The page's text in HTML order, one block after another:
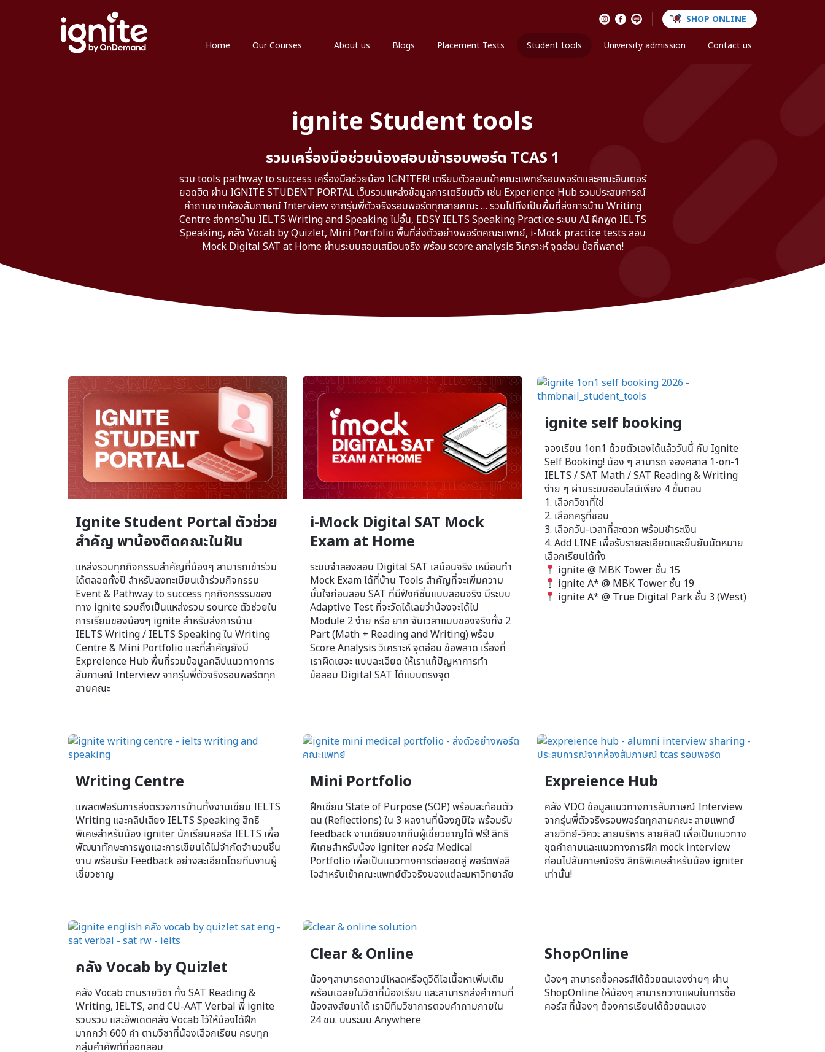
SHOP ONLINE
Home Our Courses About us Blogs Placement Tests Student tools University admission Contact us
ignite Student tools
รวมเครื่องมือช่วยน้องสอบเข้ารอบพอร์ต TCAS 1
รวม tools pathway to success เครื่องมือช่วยน้อง IGNITER! เตรียมตัวสอบเข้าคณะแพทย์รอบพอร์ตและคณะอินเตอร์
ยอดฮิต ผ่าน IGNITE STUDENT PORTAL เว็บรวมแหล่งข้อมูลการเตรียมตัว เช่น Experience Hub รวมประสบการณ์
คำถามจากห้องสัมภาษณ์ Interview จากรุ่นพี่ตัวจริงรอบพอร์ตทุกสายคณะ … รวมไปถึงเป็นพื้นที่ส่งการบ้าน Writing
Centre ส่งการบ้าน IELTS Writing and Speaking ไม่อั้น, EDSY IELTS Speaking Practice ระบบ AI ฝึกพูด IELTS
Speaking, คลัง Vocab by Quizlet, Mini Portfolio พื้นที่ส่งตัวอย่างพอร์ตคณะแพทย์, i-Mock practice tests สอบ
Mock Digital SAT at Home ผ่านระบบสอบเสมือนจริง พร้อม score analysis วิเคราะห์ จุดอ่อน ข้อที่พลาด!
Ignite Student Portal ตัวช่วย
สำคัญ พาน้องติดคณะในฝัน
แหล่งรวมทุกกิจกรรมสำคัญที่น้องๆ สามารถเข้าร่วม
ได้ตลอดทั้งปี สำหรับลงทะเบียนเข้าร่วมกิจกรรม
Event & Pathway to success ทุกกิจกรรรมของ
ทาง ignite รวมถึงเป็นแหล่งรวม source ตัวช่วยใน
การเรียนของน้องๆ ignite สำหรับส่งการบ้าน
IELTS Writing / IELTS Speaking ใน Writing
Centre & Mini Portfolio และที่สำคัญยังมี
Expreience Hub พื้นที่รวมข้อมูลคลิปแนวทางการ
สัมภาษณ์ Interview จากรุ่นพี่ตัวจริงรอบพอร์ตทุก
สายคณะ
i-Mock Digital SAT Mock
Exam at Home
ระบบจำลองสอบ Digital SAT เสมือนจริง เหมือนทำ
Mock Exam ได้ที่บ้าน Tools สำคัญที่จะเพิ่มความ
มั่นใจก่อนสอบ SAT ที่มีฟังก์ชั่นแบบสอบจริง มีระบบ
Adaptive Test ที่จะวัดได้เลยว่าน้องจะได้ไป
Module 2 ง่าย หรือ ยาก จับเวลาแบบของจริงทั้ง 2
Part (Math + Reading and Writing) พร้อม
Score Analysis วิเคราะห์ จุดอ่อน ข้อพลาด เรื่องที่
เราผิดเยอะ แบบละเอียด ให้เราแก้ปัญหาการทำ
ข้อสอบ Digital SAT ได้แบบตรงจุด
ignite self booking
จองเรียน 1on1 ด้วยตัวเองได้แล้ววันนี้ กับ Ignite
Self Booking! น้อง ๆ สามารถ จองคลาส 1-on-1
IELTS / SAT Math / SAT Reading & Writing
ง่าย ๆ ผ่านระบบออนไลน์เพียง 4 ขั้นตอน
1. เลือกวิชาที่ใช่
2. เลือกครูที่ชอบ
3. เลือกวัน-เวลาที่สะดวก พร้อมชำระเงิน
4. Add LINE เพื่อรับรายละเอียดและยืนยันนัดหมาย
เลือกเรียนได้ทั้ง
ignite @ MBK Tower ชั้น 15
ignite A* @ MBK Tower ชั้น 19
ignite A* @ True Digital Park ชั้น 3 (West)
Writing Centre
แพลตฟอร์มการส่งตรวจการบ้านทั้งงานเขียน IELTS
Writing และคลิปเสียง IELTS Speaking สิทธิ
พิเศษสำหรับน้อง igniter นักเรียนคอร์ส IELTS เพื่อ
พัฒนาทักษะการพูดและการเขียนได้ไม่จำกัดจำนวนชิ้น
งาน พร้อมรับ Feedback อย่างละเอียดโดยทีมงานผู้
เชี่ยวชาญ
Mini Portfolio
ฝึกเขียน State of Purpose (SOP) พร้อมสะท้อนตัว
ตน (Reflections) ใน 3 ผลงานที่น้องภูมิใจ พร้อมรับ
feedback งานเขียนจากทีมผู้เชี่ยวชาญได้ ฟรี! สิทธิ
พิเศษสำหรับน้อง igniter คอร์ส Medical
Portfolio เพื่อเป็นแนวทางการต่อยอดสู่ พอร์ตฟอลิ
โอสำหรับเข้าคณะแพทย์ตัวจริงของแต่ละมหาวิทยาลัย
Expreience Hub
คลัง VDO ข้อมูลแนวทางการสัมภาษณ์ Interview
จากรุ่นพี่ตัวจริงรอบพอร์ตทุกสายคณะ สายแพทย์
สายวิทย์-วิศวะ สายบริหาร สายศิลป์ เพื่อเป็นแนวทาง
ชุดคำถามและแนวทางการฝึก mock interview
ก่อนไปสัมภาษณ์จริง สิทธิพิเศษสำหรับน้อง igniter
เท่านั้น!
คลัง Vocab by Quizlet
คลัง Vocab ตามรายวิชา ทั้ง SAT Reading &
Writing, IELTS, and CU-AAT Verbal พี่ ignite
รวบรวม และอัพเดตคลัง Vocab ไว้ให้น้องได้ฝึก
มากกว่า 600 คำ ตามวิชาที่น้องเลือกเรียน ครบทุก
กลุ่มคำศัพท์ที่ออกสอบ
Clear & Online
น้องๆสามารถดาวน์โหลดหรือดูวีดีโอเนื้อหาเพิ่มเติม
พร้อมเฉลยในวิชาที่น้องเรียน และสามารถส่งคำถามที่
น้องสงสัยมาได้ เรามีทีมวิชาการตอบคำถามภายใน
24 ชม. บนระบบ Anywhere
ShopOnline
น้องๆ สามารถซื้อคอรส์ได้ด้วยตนเองง่ายๆ ผ่าน
ShopOnline ให้น้องๆ สามารถวางแผนในการซื้อ
คอร์ส ที่น้องๆ ต้องการเรียนได้ด้วยตนเอง